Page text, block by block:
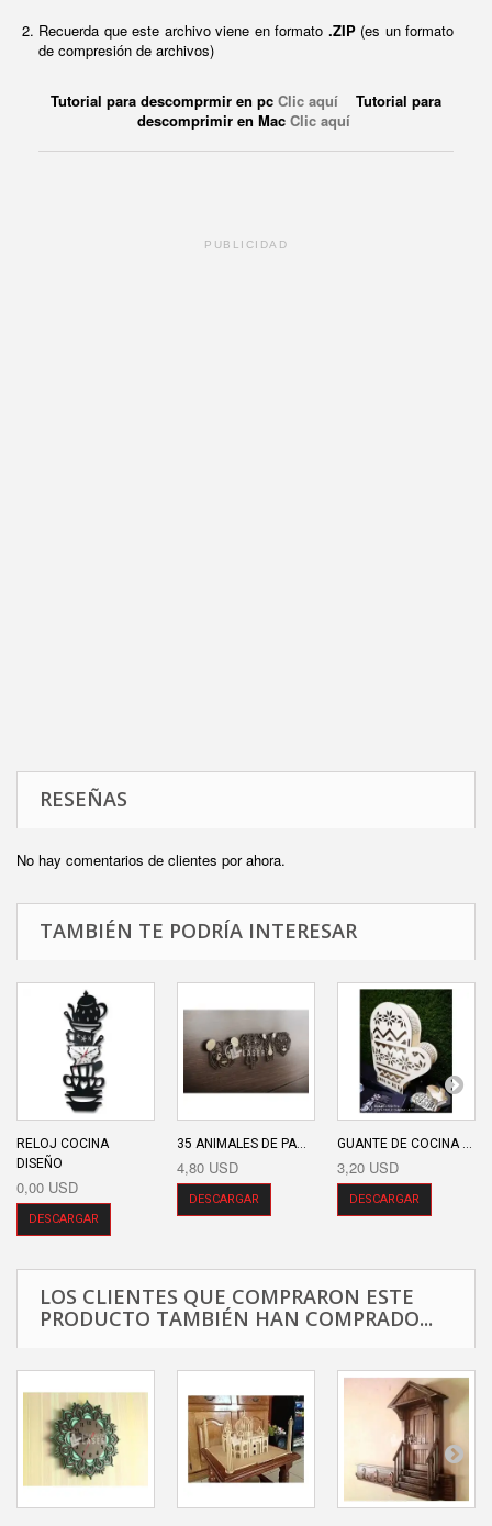
Recuerda que este archivo viene en formato .ZIP(es un formato
de compresión de archivos)
Tutorial para descomprmir en pc Clic aquí Tutorial para
descomprimir en Mac Clic aquí
PUBLICIDAD
RESEÑAS
No hay comentarios de clientes por ahora.
TAMBIÉN TE PODRÍA INTERESAR
RELOJ COCINA
DISEÑO
0,00 USD
DESCARGAR
35 ANIMALES DE PA...
4,80 USD
DESCARGAR
GUANTE DE COCINA ...
3,20 USD
DESCARGAR
LOS CLIENTES QUE COMPRARON ESTE
PRODUCTO TAMBIÉN HAN COMPRADO...